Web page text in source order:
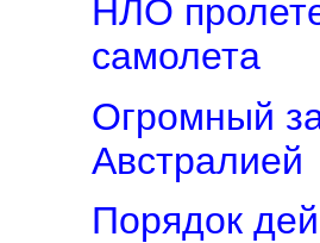
НЛО
самолета
Огромный
Австралией
Порядок